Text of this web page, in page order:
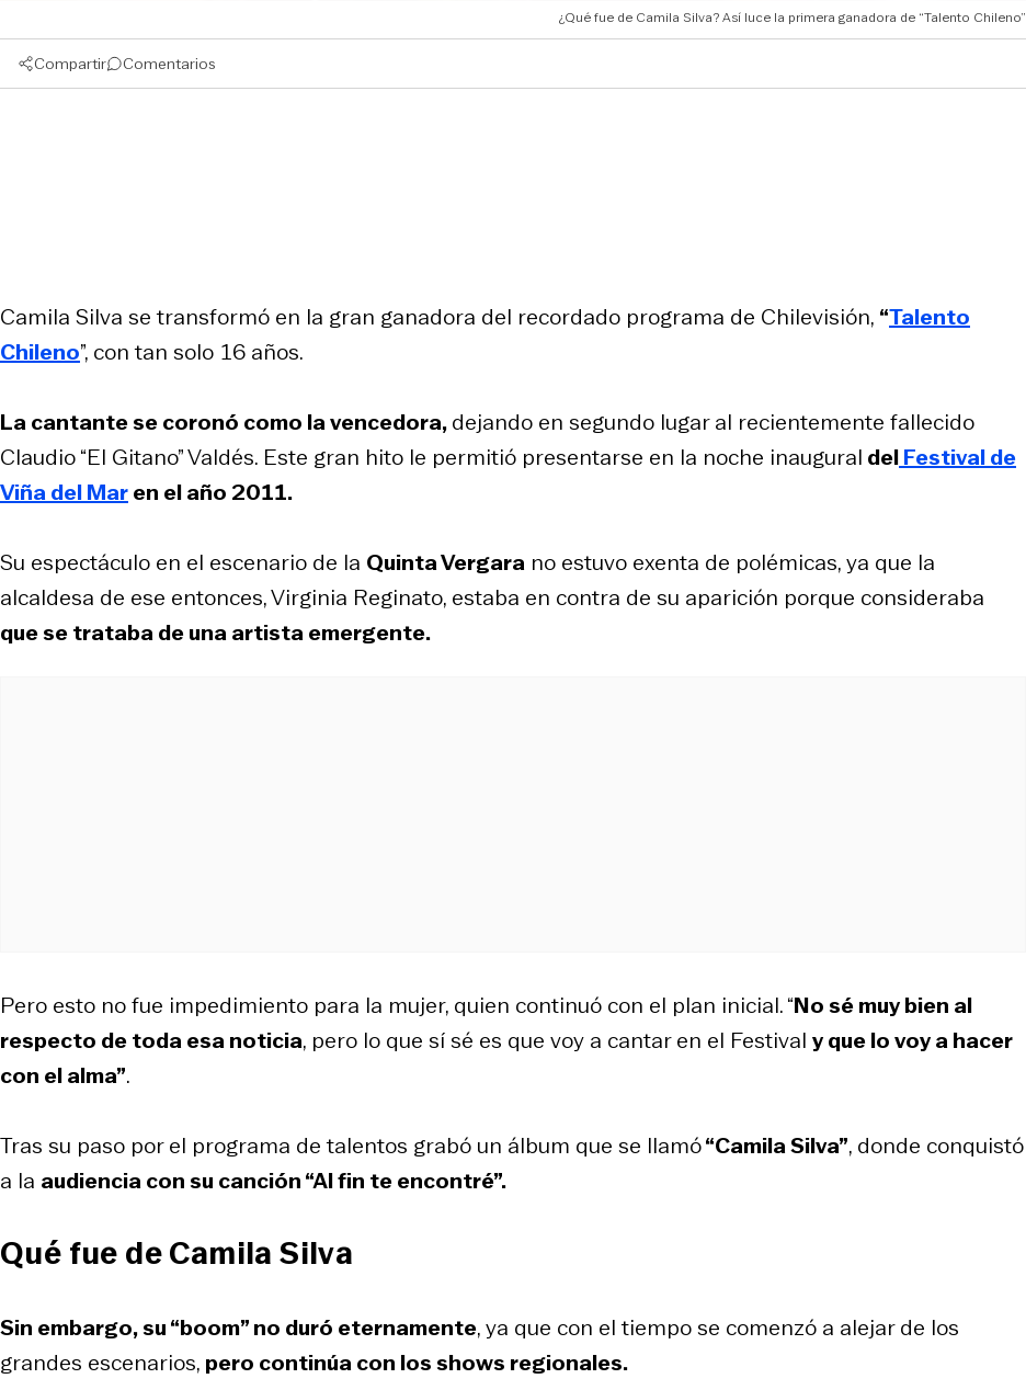
¿Qué fue de Camila Silva? Así luce la primera ganadora de “Talento Chileno”
Compartir Comentarios
Camila Silva se transformó en la gran ganadora del recordado programa de Chilevisión, “Talento
Chileno”, con tan solo 16 años.
La cantante se coronó como la vencedora,dejando en segundo lugar al recientemente fallecido
Claudio “El Gitano” Valdés. Este gran hito le permitió presentarse en la noche inaugural delFestival de
Viña del Maren el año 2011.
Su espectáculo en el escenario de la Quinta Vergara no estuvo exenta de polémicas, ya que la
alcaldesa de ese entonces, Virginia Reginato, estaba en contra de su aparición porque consideraba
que se trataba de una artista emergente.
Pero esto no fue impedimiento para la mujer, quien continuó con el plan inicial. “No sé muy bien al
respecto de toda esa noticia, pero lo que sí sé es que voy a cantar en el Festival y que lo voy a hacer
con el alma”.
Tras su paso por el programa de talentos grabó un álbum que se llamó“Camila Silva”, donde conquistó
a la audiencia con su canción “Al fin te encontré”.
Qué fue de Camila Silva
Sin embargo, su “boom” no duró eternamente, ya que con el tiempo se comenzó a alejar de los
grandes escenarios, pero continúa con los shows regionales.